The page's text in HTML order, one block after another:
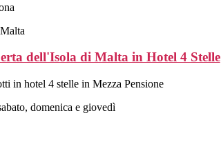
dell'Isola di Malta in Hotel 4 Stelle
in hotel 4 stelle in Mezza Pensione
domenica e giovedì